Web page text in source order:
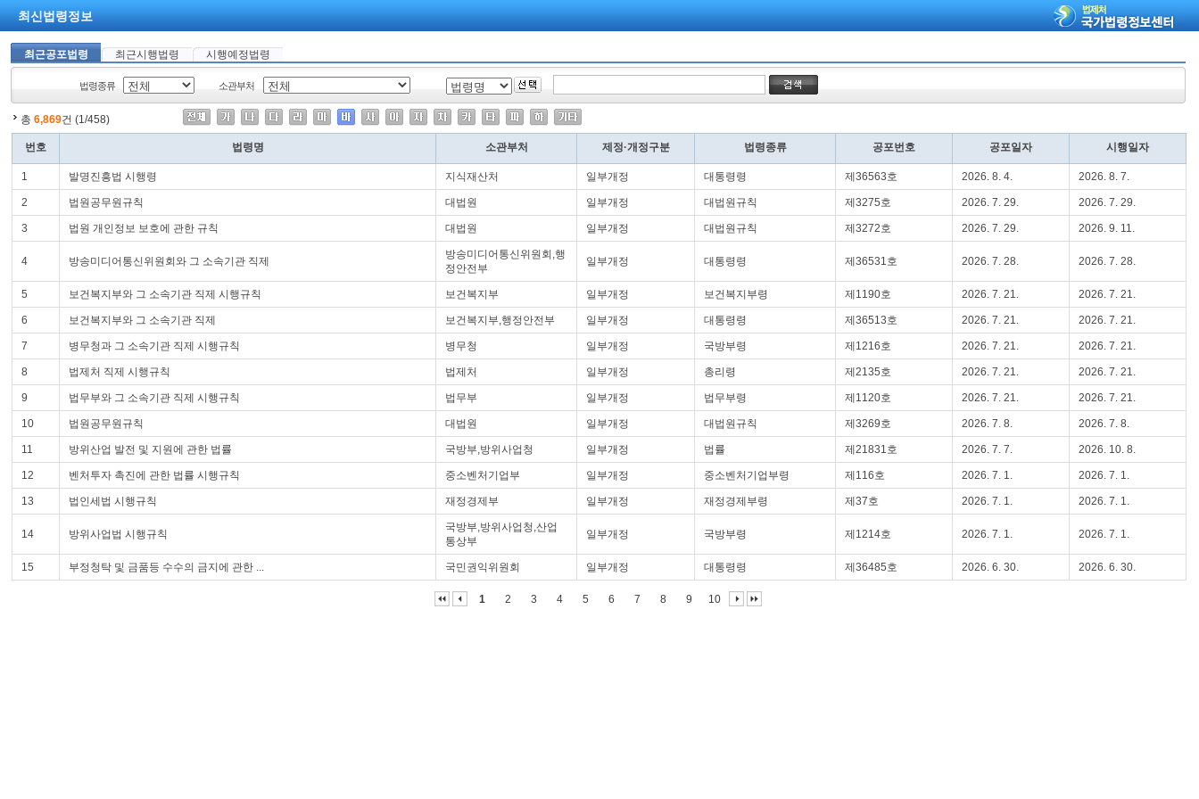
최신법령정보
최근공포법령 최근시행법령 시행예정법령
법령종류 소관부처
총 6,869건 (1/458)
번호 법령명 소관부처 제정·개정구분 법령종류 공포번호 공포일자 시행일자
1 발명진흥법 시행령 지식재산처 일부개정 대통령령 제36563호 2026. 8. 4. 2026. 8. 7.
2 법원공무원규칙 대법원 일부개정 대법원규칙 제3275호 2026. 7. 29. 2026. 7. 29.
3 법원 개인정보 보호에 관한 규칙 대법원 일부개정 대법원규칙 제3272호 2026. 7. 29. 2026. 9. 11.
4 방송미디어통신위원회와 그 소속기관 직제
방송미디어통신위원회,행
정안전부
일부개정 대통령령 제36531호 2026. 7. 28. 2026. 7. 28.
5 보건복지부와 그 소속기관 직제 시행규칙 보건복지부 일부개정 보건복지부령 제1190호 2026. 7. 21. 2026. 7. 21.
6 보건복지부와 그 소속기관 직제 보건복지부,행정안전부 일부개정 대통령령 제36513호 2026. 7. 21. 2026. 7. 21.
7 병무청과 그 소속기관 직제 시행규칙 병무청 일부개정 국방부령 제1216호 2026. 7. 21. 2026. 7. 21.
8 법제처 직제 시행규칙 법제처 일부개정 총리령 제2135호 2026. 7. 21. 2026. 7. 21.
9 법무부와 그 소속기관 직제 시행규칙 법무부 일부개정 법무부령 제1120호 2026. 7. 21. 2026. 7. 21.
10 법원공무원규칙 대법원 일부개정 대법원규칙 제3269호 2026. 7. 8. 2026. 7. 8.
11 방위산업 발전 및 지원에 관한 법률 국방부,방위사업청 일부개정 법률 제21831호 2026. 7. 7. 2026. 10. 8.
12 벤처투자 촉진에 관한 법률 시행규칙 중소벤처기업부 일부개정 중소벤처기업부령 제116호 2026. 7. 1. 2026. 7. 1.
13 법인세법 시행규칙 재정경제부 일부개정 재정경제부령 제37호 2026. 7. 1. 2026. 7. 1.
14 방위사업법 시행규칙
국방부,방위사업청,산업
통상부
일부개정 국방부령 제1214호 2026. 7. 1. 2026. 7. 1.
15 부정청탁 및 금품등 수수의 금지에 관한 ... 국민권익위원회 일부개정 대통령령 제36485호 2026. 6. 30. 2026. 6. 30.
1 2 3 4 5 6 7 8 9 10